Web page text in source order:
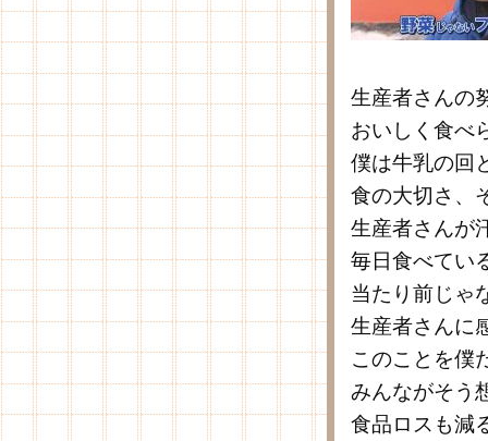
生産者さんの
おいしく食べ
僕は牛乳の回
食の大切さ、
生産者さんが
毎日食べてい
当たり前じゃ
生産者さんに
このことを僕
みんながそう
食品ロスも減